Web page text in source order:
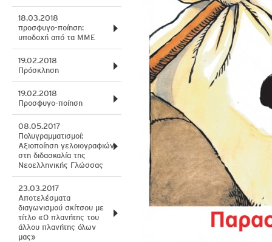
18.03.2018
προσφυγο-ποίηση:
υποδοχή από τα ΜΜΕ
19.02.2018
Πρόσκληση
19.02.2018
Προσφυγο-ποίηση
08.05.2017
Πολυγραμματισμοί:
Αξιοποίηση γελοιογραφιών
στη διδασκαλία της
Νεοελληνικής Γλώσσας
23.03.2017
Αποτελέσματα
διαγωνισμού σκίτσου με
τίτλο «Ο πλανήτης του
άλλου πλανήτης όλων
μας»